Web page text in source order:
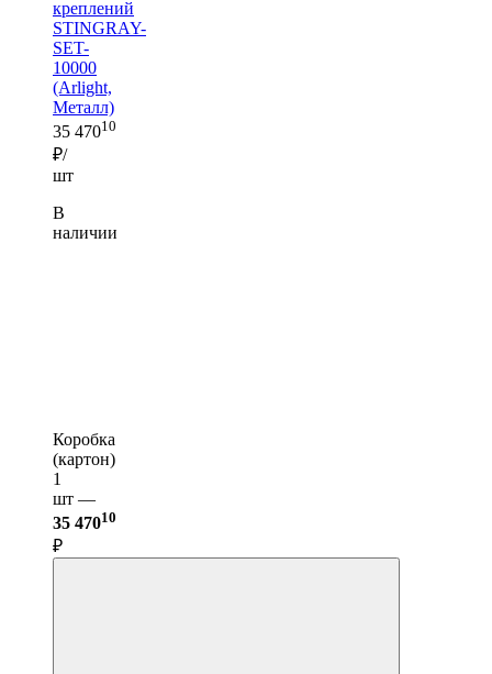
креплений
STINGRAY-
SET-
10000
(Arlight,
Металл)
35 47010
₽/
шт
В
наличии
Коробка
(картон)
1
шт —
35 47010
₽